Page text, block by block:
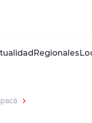
Regionales